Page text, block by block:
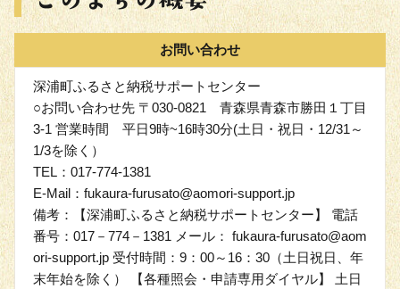
お問い合わせ
深浦町ふるさと納税サポートセンター
○お問い合わせ先 〒030-0821 青森県青森市勝田１丁目
3-1 営業時間 平日9時~16時30分(土日・祝日・12/31～
1/3を除く）
TEL：017-774-1381
E-Mail：fukaura-furusato@aomori-support.jp
備考：【深浦町ふるさと納税サポートセンター】 電話
番号：017－774－1381 メール： fukaura-furusato@aom
ori-support.jp 受付時間：9：00～16：30（土日祝日、年
末年始を除く） 【各種照会・申請専用ダイヤル】 土日